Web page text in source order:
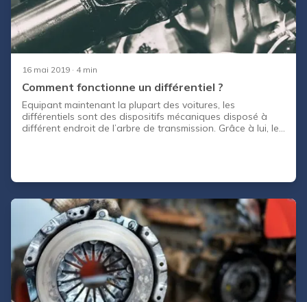
16 mai 2019 · 4 min
Comment fonctionne un différentiel ?
Equipant maintenant la plupart des voitures, les
différentiels sont des dispositifs mécaniques disposé à
différent endroit de l’arbre de transmission. Grâce à lui, le